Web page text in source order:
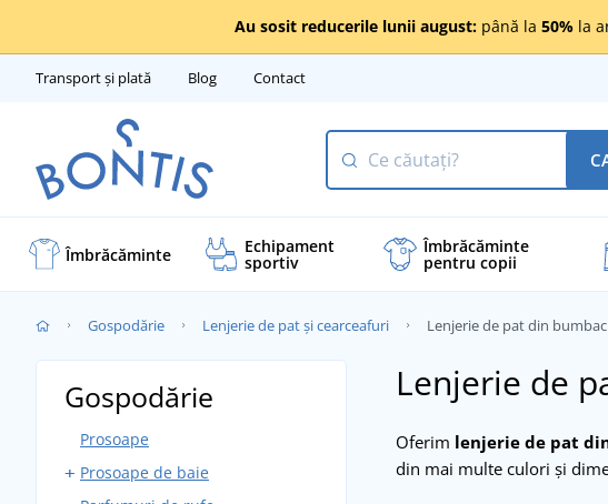
Au sosit reducerile lunii august: până la 50% la
Transport și plată Blog Contact
Îmbrăcăminte Echipament
sportiv
Îmbrăcăminte
pentru copii
Gospodărie Lenjerie de pat și cearceafuri Lenjerie de pat din
Lenjerie de
Oferim lenjerie de pat
din mai multe culori și
Gospodărie
Prosoape
Prosoape de baie